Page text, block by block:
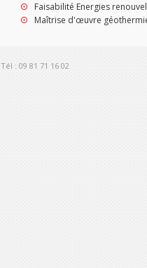
Faisabilité Energies
Maîtrise d'œuvre
Tél : 09 81 71 16 02